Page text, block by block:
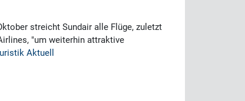
streicht Sundair alle Flüge, zuletzt
"um weiterhin attraktive
Aktuell